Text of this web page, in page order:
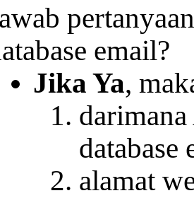
email?
Jika Ya,
database
alamat